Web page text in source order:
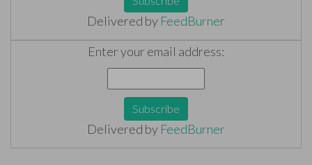
Delivered by FeedBurner
Enter your email address:
Delivered by FeedBurner